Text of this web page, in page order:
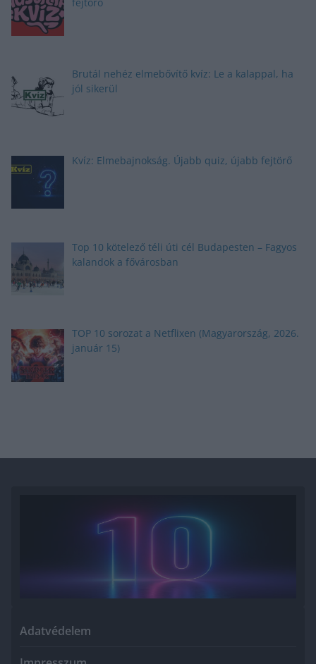
Brutál nehéz elmebővítő kvíz: Le a kalappal, ha
jól sikerül
Kvíz: Elmebajnokság. Újabb quiz, újabb fejtörő
Top 10 kötelező téli úti cél Budapesten – Fagyos
kalandok a fővárosban
TOP 10 sorozat a Netflixen (Magyarország, 2026.
január 15)
Adatvédelem